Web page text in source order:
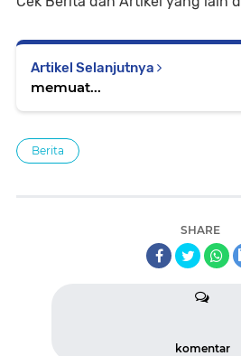
Artikel Selanjutnya
memuat...
Berita
SHARE
komentar